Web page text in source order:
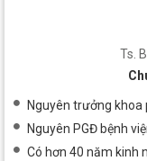
Ts.
Nguyên trưởng khoa
Nguyên PGĐ bệnh
Có hơn 40 năm kinh